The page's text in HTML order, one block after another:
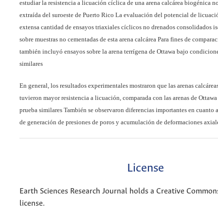
estudiar la resistencia a licuación cíclica de una arena calcárea biogénica
extraída del suroeste de Puerto Rico La evaluación del potencial de
extensa cantidad de ensayos triaxiales cíclicos no drenados consolidados
sobre muestras no cementadas de esta arena calcárea Para fines de
también incluyó ensayos sobre la arena terrígena de Ottawa bajo
similares
En general, los resultados experimentales mostraron que las arenas
tuvieron mayor resistencia a licuación, comparada con las arenas de
prueba similares También se observaron diferencias importantes en cuanto
de generación de presiones de poros y acumulación de deformaciones
License
Earth Sciences Research Journal holds a Creative
license.